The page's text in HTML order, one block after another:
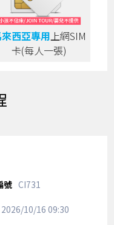
西亞專用上網SIM
卡(每人一張)
CI731
2026/10/16 09:30